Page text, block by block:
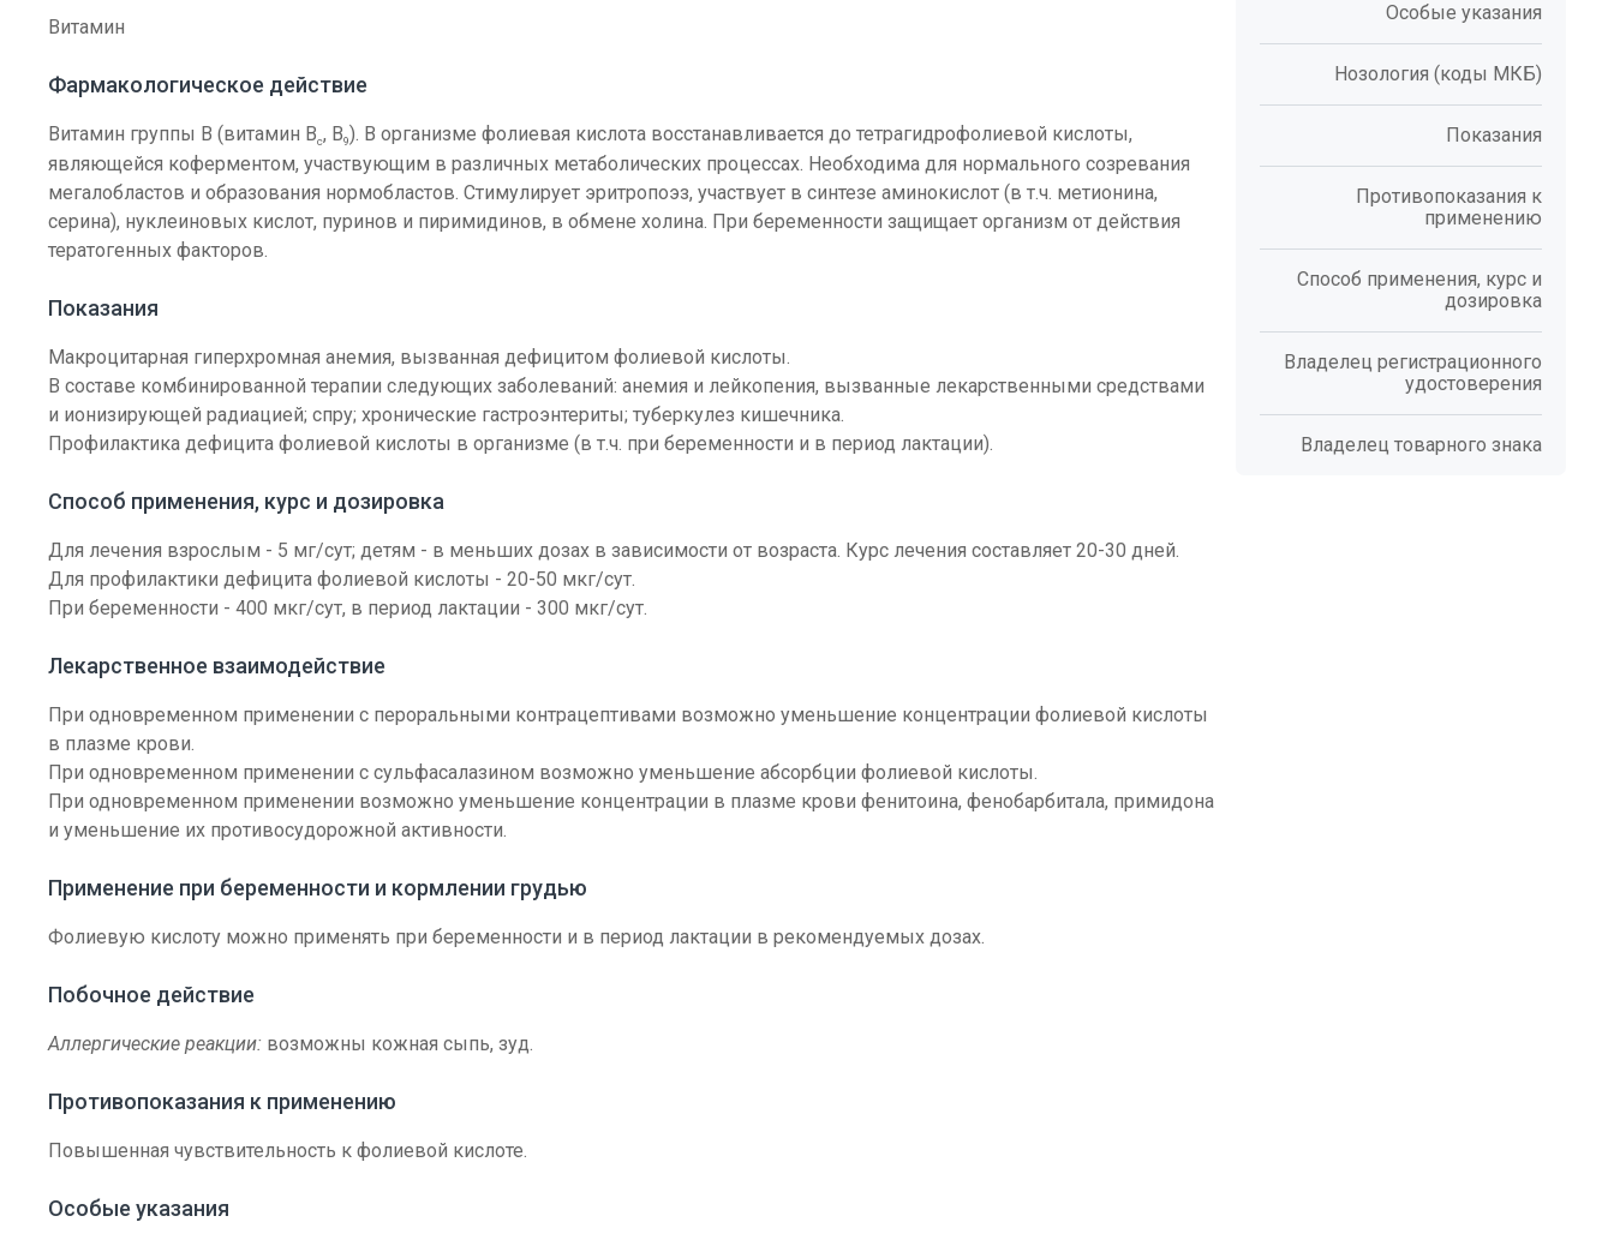
Особые указания
Нозология (коды МКБ)
Показания
Противопоказания к
применению
Способ применения, курс и
дозировка
Владелец регистрационного
удостоверения
Владелец товарного знака
Витамин
Фармакологическое действие
Витамин группы B (витамин Bc, B9). В организме фолиевая кислота восстанавливается до тетрагидрофолиевой кислоты,
являющейся коферментом, участвующим в различных метаболических процессах. Необходима для нормального созревания
мегалобластов и образования нормобластов. Стимулирует эритропоэз, участвует в синтезе аминокислот (в т.ч. метионина,
серина), нуклеиновых кислот, пуринов и пиримидинов, в обмене холина. При беременности защищает организм от действия
тератогенных факторов.
Показания
Макроцитарная гиперхромная анемия, вызванная дефицитом фолиевой кислоты.
В составе комбинированной терапии следующих заболеваний: анемия и лейкопения, вызванные лекарственными средствами
и ионизирующей радиацией; спру; хронические гастроэнтериты; туберкулез кишечника.
Профилактика дефицита фолиевой кислоты в организме (в т.ч. при беременности и в период лактации).
Способ применения, курс и дозировка
Для лечения взрослым - 5 мг/сут; детям - в меньших дозах в зависимости от возраста. Курс лечения составляет 20-30 дней.
Для профилактики дефицита фолиевой кислоты - 20-50 мкг/сут.
При беременности - 400 мкг/сут, в период лактации - 300 мкг/сут.
Лекарственное взаимодействие
При одновременном применении с пероральными контрацептивами возможно уменьшение концентрации фолиевой кислоты
в плазме крови.
При одновременном применении с сульфасалазином возможно уменьшение абсорбции фолиевой кислоты.
При одновременном применении возможно уменьшение концентрации в плазме крови фенитоина, фенобарбитала, примидона
и уменьшение их противосудорожной активности.
Применение при беременности и кормлении грудью
Фолиевую кислоту можно применять при беременности и в период лактации в рекомендуемых дозах.
Побочное действие
Аллергические реакции: возможны кожная сыпь, зуд.
Противопоказания к применению
Повышенная чувствительность к фолиевой кислоте.
Особые указания